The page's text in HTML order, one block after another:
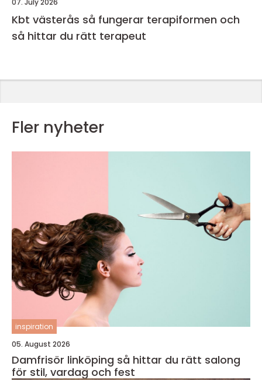
07. July 2026
Kbt västerås så fungerar terapiformen och
så hittar du rätt terapeut
Fler nyheter
inspiration
05. August 2026
Damfrisör linköping så hittar du rätt salong
för stil, vardag och fest